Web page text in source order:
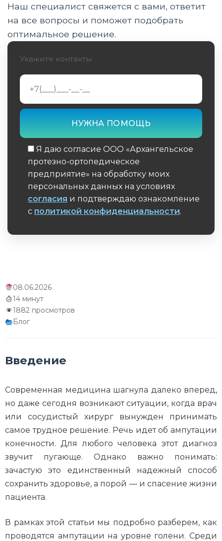
Особенности формирования мягких тканей
и костного опила для протезирования
выбор типа приемной гильзы
функциональности и подвижности колена
подготовки к первичному протезированию
Часто задаваемые вопросы об уровне
ампутации и будущем протезе
Заключение
Об авторе
Наш специалист свяжется с вами, ответит
на все вопросы и поможет подобрать
оптимальное решение.
Укажите контакты
Я даю согласие ООО «Архангельское
протезно-ортопедическое
предприятие» на обработку моих
персональных данных на условиях
согласия и подтверждаю ознакомление
с политикой конфиденциальности.
08.06.2026
14 минут
1882 просмотров
Блог
Введение
Современная медицина шагнула далеко вперед,
но даже сегодня возникают ситуации, когда врач
или сосудистый хирург вынужден принимать
самое трудное решение. Речь идет об ампутации
конечности. Для любого человека этот диагноз
звучит пугающе. Однако важно понимать:
зачастую это единственный надежный способ
сохранить здоровье, а порой — и спасение жизни
пациента.
В рамках этой статьи мы подробно разберем, как
проводятся ампутации на уровне голени. Среди